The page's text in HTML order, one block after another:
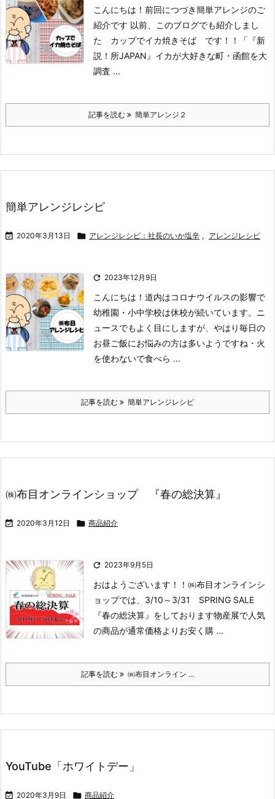
こんにちは！ 前回につづき簡単アレンジのご
紹介です 以前、このブログでも紹介しまし
た カップでイカ焼きそば です！！
「『新
説！所JAPAN』イカが大好きな町・函館を大
調査 ...
記事を読む 簡単アレンジ２
簡単アレンジレシピ
 2020年3月13日  アレンジレシピ：社長のいか塩辛 , アレンジレシピ
 2023年12月9日
こんにちは！ 道内はコロナウイルスの影響で
幼稚園・小中学校は休校が続いています。 ニ
ュースでもよく目にしますが、 やはり毎日の
お昼ご飯にお悩みの方は多いようですね ・火
を使わないで食べら ...
記事を読む 簡単アレンジレシピ
㈱布目オンラインショップ 『春の総決算』
 2020年3月12日  商品紹介
 2023年9月5日
おはようございます！！ ㈱布目オンラインシ
ョップでは、 3/10～3/31 SPRING SALE
『春の総決算』 をしております物産展で人気
の商品が通常価格よりお安く購 ...
記事を読む ㈱布目オンライン ...
YouTube「ホワイトデー」
 2020年3月9日  商品紹介